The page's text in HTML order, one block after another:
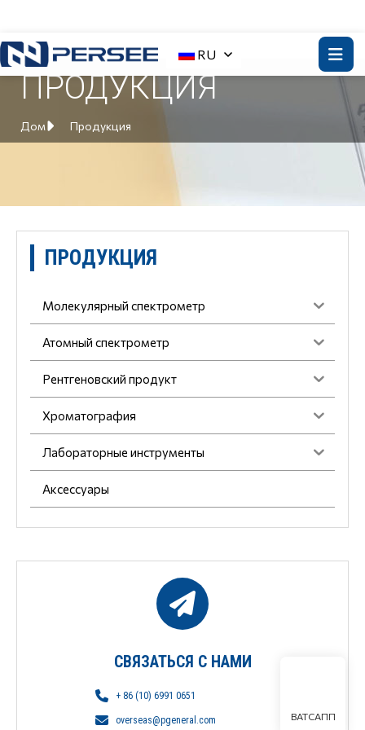
RU
ПРОДУКЦИЯ
Дом Продукция
ПРОДУКЦИЯ
Молекулярный спектрометр
Атомный спектрометр
Рентгеновский продукт
Хроматография
Лабораторные инструменты
Аксессуары
СВЯЗАТЬСЯ С НАМИ
+ 86 (10) 6991 0651
overseas@pgeneral.com ВАТСАПП